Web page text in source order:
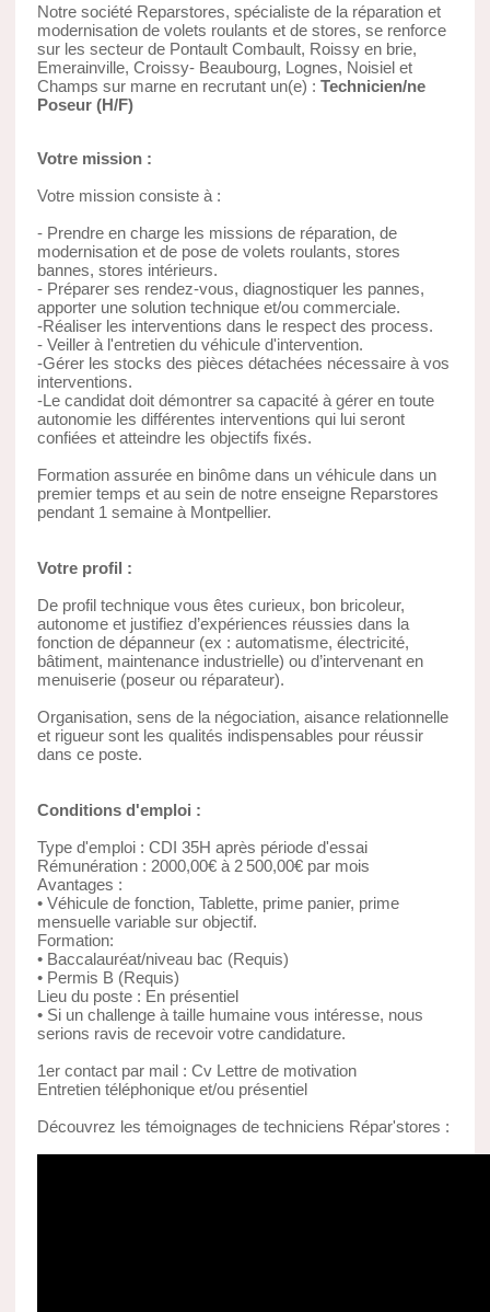
Notre société Reparstores, spécialiste de la réparation et
modernisation de volets roulants et de stores, se renforce
sur les secteur de Pontault Combault, Roissy en brie,
Emerainville, Croissy- Beaubourg, Lognes, Noisiel et
Champs sur marne en recrutant un(e) : Technicien/ne
Poseur (H/F)
Votre mission :
Votre mission consiste à :
- Prendre en charge les missions de réparation, de
modernisation et de pose de volets roulants, stores
bannes, stores intérieurs.
- Préparer ses rendez-vous, diagnostiquer les pannes,
apporter une solution technique et/ou commerciale.
-Réaliser les interventions dans le respect des process.
- Veiller à l'entretien du véhicule d'intervention.
-Gérer les stocks des pièces détachées nécessaire à vos
interventions.
-Le candidat doit démontrer sa capacité à gérer en toute
autonomie les différentes interventions qui lui seront
confiées et atteindre les objectifs fixés.
Formation assurée en binôme dans un véhicule dans un
premier temps et au sein de notre enseigne Reparstores
pendant 1 semaine à Montpellier.
Votre profil :
De profil technique vous êtes curieux, bon bricoleur,
autonome et justifiez d’expériences réussies dans la
fonction de dépanneur (ex : automatisme, électricité,
bâtiment, maintenance industrielle) ou d’intervenant en
menuiserie (poseur ou réparateur).
Organisation, sens de la négociation, aisance relationnelle
et rigueur sont les qualités indispensables pour réussir
dans ce poste.
Conditions d'emploi :
Type d'emploi : CDI 35H après période d'essai
Rémunération : 2000,00€ à 2 500,00€ par mois
Avantages :
• Véhicule de fonction, Tablette, prime panier, prime
mensuelle variable sur objectif.
Formation:
• Baccalauréat/niveau bac (Requis)
• Permis B (Requis)
Lieu du poste : En présentiel
• Si un challenge à taille humaine vous intéresse, nous
serions ravis de recevoir votre candidature.
1er contact par mail : Cv Lettre de motivation
Entretien téléphonique et/ou présentiel
Découvrez les témoignages de techniciens Répar'stores :